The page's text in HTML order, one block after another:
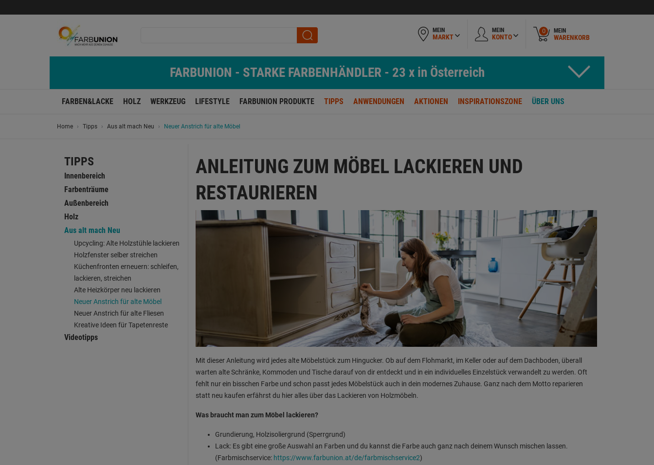
MEIN
MARKT
MEIN
KONTO
0 MEIN
WARENKORB
FARBUNION - STARKE FARBENHÄNDLER - 23 x in Österreich
FARBEN&LACKE HOLZ WERKZEUG LIFESTYLE FARBUNION PRODUKTE TIPPS ANWENDUNGEN AKTIONEN INSPIRATIONSZONE ÜBER UNS
Home Tipps Aus alt mach Neu Neuer Anstrich für alte Möbel
TIPPS
Innenbereich
Farbenträume
Außenbereich
Holz
Aus alt mach Neu
Upcycling: Alte Holzstühle lackieren
Holzfenster selber streichen
Küchenfronten erneuern: schleifen,
lackieren, streichen
Alte Heizkörper neu lackieren
Neuer Anstrich für alte Möbel
Neuer Anstrich für alte Fliesen
Kreative Ideen für Tapetenreste
Videotipps
ANLEITUNG ZUM MÖBEL LACKIEREN UND
RESTAURIEREN
Mit dieser Anleitung wird jedes alte Möbelstück zum Hingucker. Ob auf dem Flohmarkt, im Keller oder auf dem Dachboden, überall
warten alte Schränke, Kommoden und Tische darauf von dir entdeckt und in ein individuelles Einzelstück verwandelt zu werden. Oft
fehlt nur ein bisschen Farbe und schon passt jedes Möbelstück auch in dein modernes Zuhause. Ganz nach dem Motto reparieren
statt neu kaufen erfährst du hier alles über das Lackieren von Holzmöbeln.
Was braucht man zum Möbel lackieren?
Grundierung, Holzisoliergrund (Sperrgrund)
Lack: Es gibt eine große Auswahl an Farben und du kannst die Farbe auch ganz nach deinem Wunsch mischen lassen.
(Farbmischservice: https://www.farbunion.at/de/farbmischservice2)